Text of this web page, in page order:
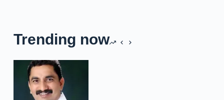
Trending now